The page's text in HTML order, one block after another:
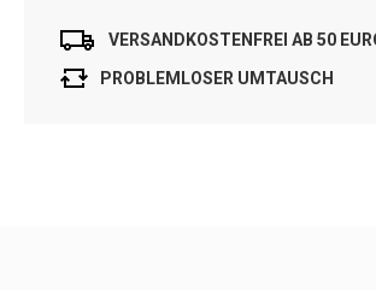
VERSANDKOSTENFREI AB 50
PROBLEMLOSER UMTAUSCH